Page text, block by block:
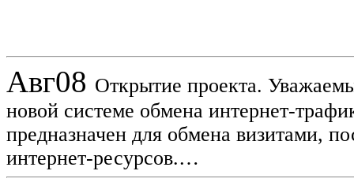
Авг08 Открытие проекта.
новой системе обмена интернет-
предназначен для обмена визитами,
интернет-ресурсов.…